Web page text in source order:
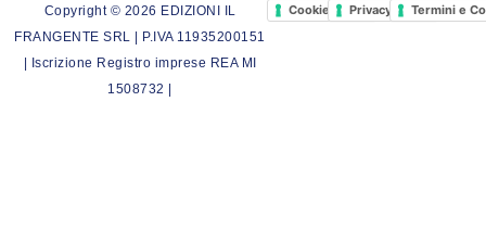
Copyright © 2026 EDIZIONI IL
FRANGENTE SRL | P.IVA 11935200151
| Iscrizione Registro imprese REA MI
1508732 |
Cookie PolicyPrivacy PolicyTermini e